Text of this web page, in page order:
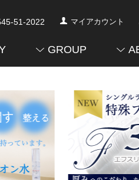
51-2022 マイアカウント
GROUP